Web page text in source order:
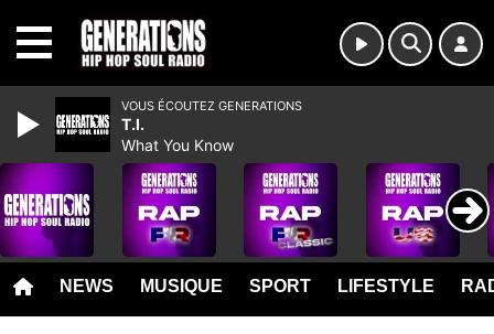
NEWS MUSIQUE SPORT LIFESTYLE
VOUS ÉCOUTEZ GENERATIONS
T.I.
What You Know